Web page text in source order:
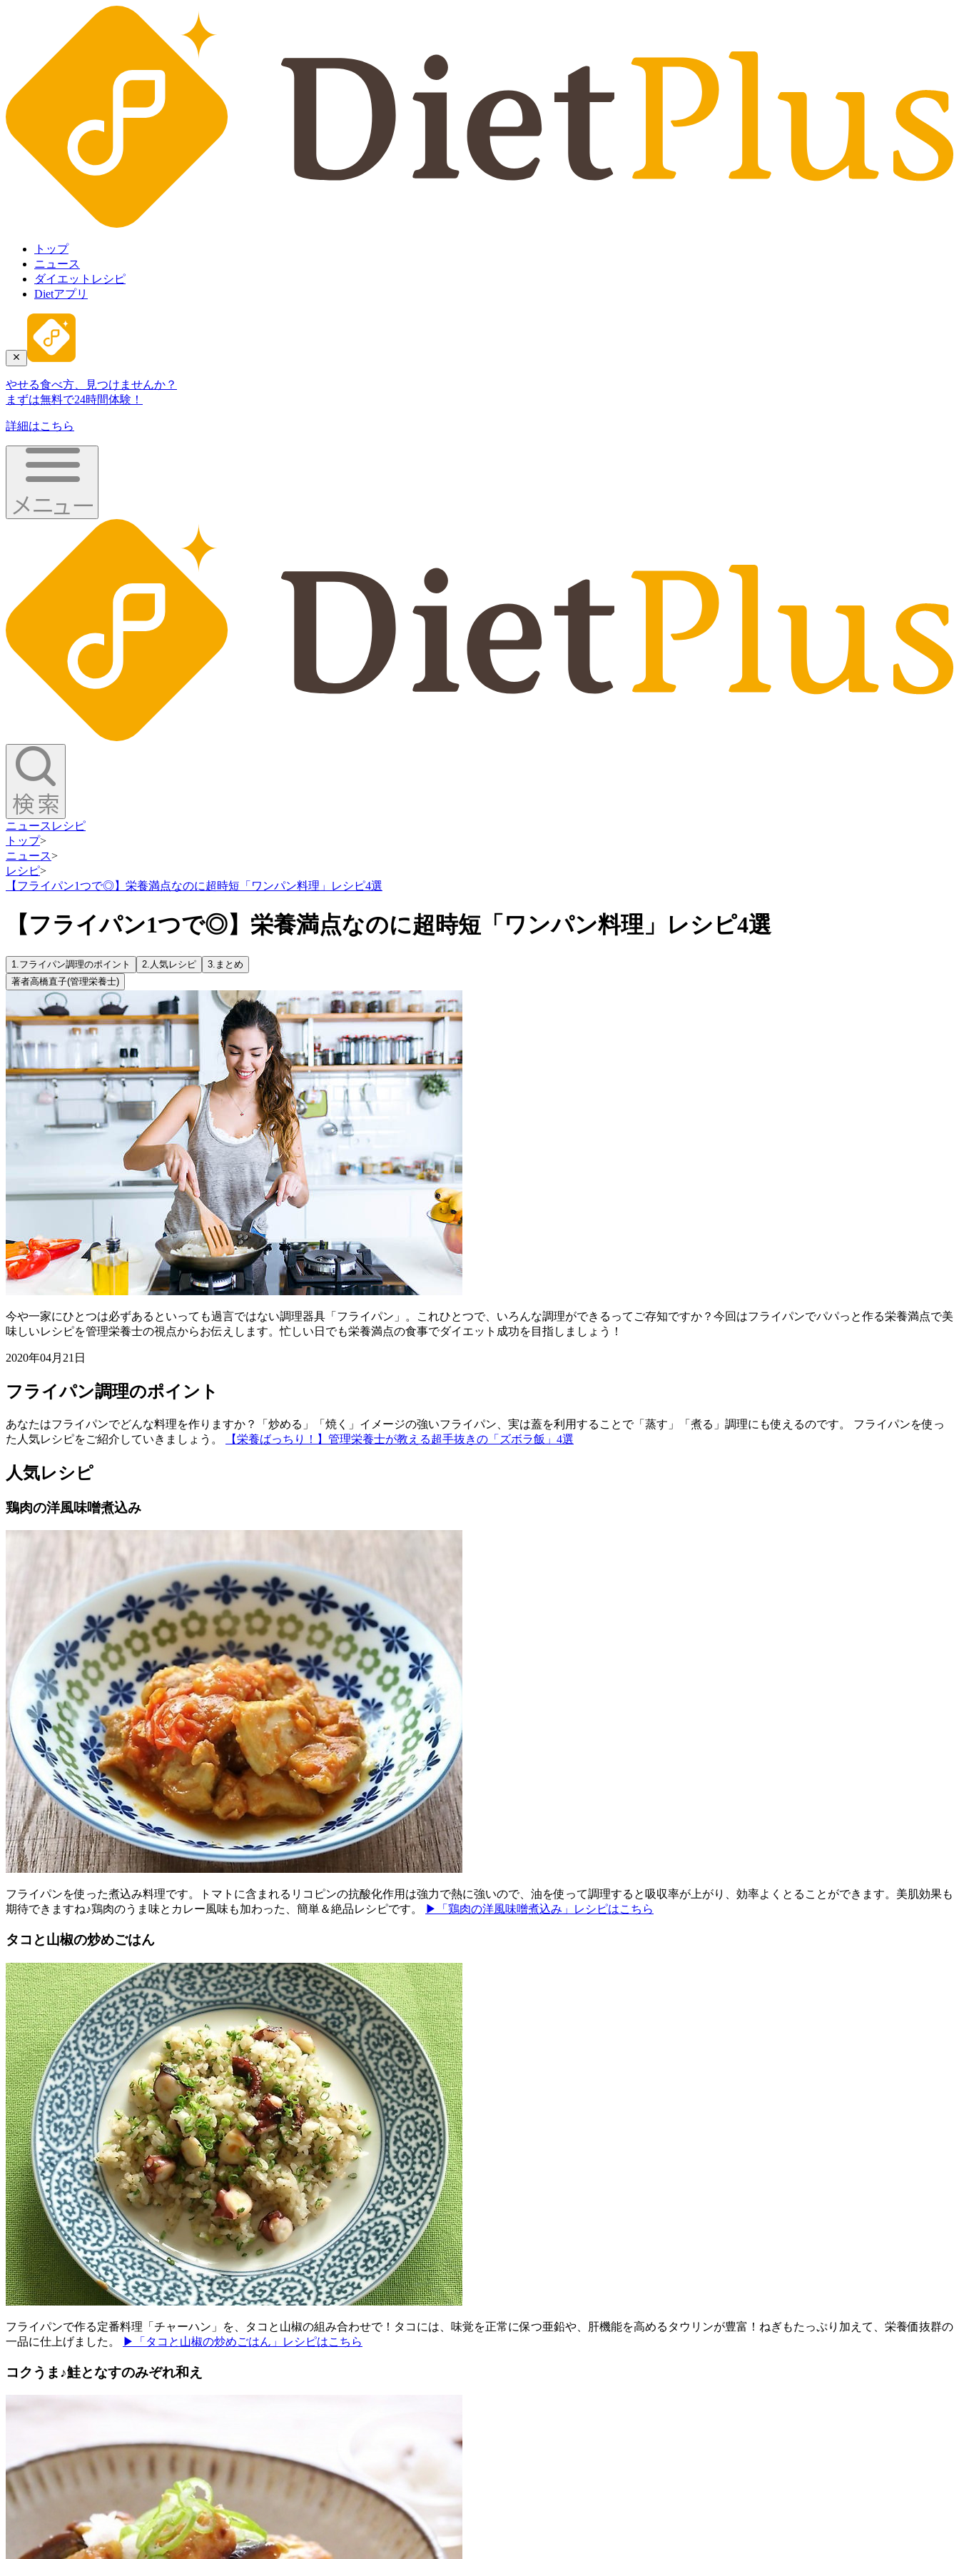
トップ
ニュース
ダイエットレシピ
Dietアプリ
やせる食べ方、見つけませんか？
まずは無料で24時間体験！
詳細はこちら
ニュース レシピ
トップ>
ニュース>
レシピ>
【フライパン1つで◎】栄養満点なのに超時短「ワンパン料理」レシピ4選
【フライパン1つで◎】栄養満点なのに超時短「ワンパン料理」レシピ4選
1.フライパン調理のポイント 2. 人気レシピ 3. まとめ
著者高橋直子(管理栄養士)
今や一家にひとつは必ずあるといっても過言ではない調理器具「フライパン」。これひとつで、いろんな調理ができるってご存知ですか？今回はフライパンでパパっと作る栄養満点で美
味しいレシピを管理栄養士の視点からお伝えします。忙しい日でも栄養満点の食事でダイエット成功を目指しましょう！
2020年04月21日
フライパン調理のポイント
あなたはフライパンでどんな料理を作りますか？「炒める」「焼く」イメージの強いフライパン、実は蓋を利用することで「蒸す」「煮る」調理にも使えるのです。 フライパンを使っ
た人気レシピをご紹介していきましょう。
【栄養ばっちり！】管理栄養士が教える超手抜きの「ズボラ飯」4選
人気レシピ
鶏肉の洋風味噌煮込み
フライパンを使った煮込み料理です。トマトに含まれるリコピンの抗酸化作用は強力で熱に強いので、油を使って調理すると吸収率が上がり、効率よくとることができます。美肌効果も
期待できますね♪鶏肉のうま味とカレー風味も加わった、簡単＆絶品レシピです。
▶「鶏肉の洋風味噌煮込み」レシピはこちら
タコと山椒の炒めごはん
フライパンで作る定番料理「チャーハン」を、タコと山椒の組み合わせで！タコには、味覚を正常に保つ亜鉛や、肝機能を高めるタウリンが豊富！ねぎもたっぷり加えて、栄養価抜群の
一品に仕上げました。
▶「タコと山椒の炒めごはん」レシピはこちら
コクうま♪鮭となすのみぞれ和え